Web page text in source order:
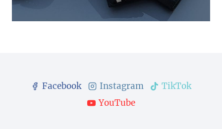
Facebook Instagram
TikTok
YouTube